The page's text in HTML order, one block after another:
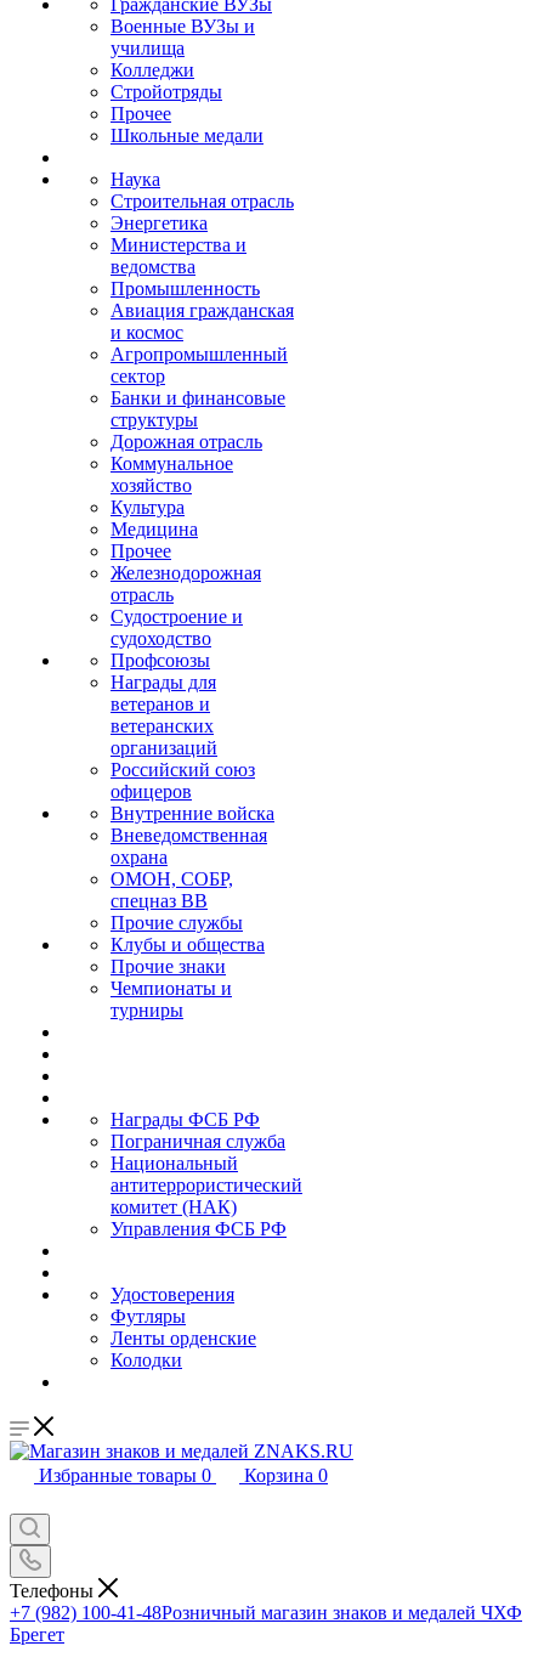
Гражданские ВУЗы
Военные ВУЗы и
училища
Колледжи
Стройотряды
Прочее
Школьные медали
Наука
Строительная отрасль
Энергетика
Министерства и
ведомства
Промышленность
Авиация гражданская
и космос
Агропромышленный
сектор
Банки и финансовые
структуры
Дорожная отрасль
Коммунальное
хозяйство
Культура
Медицина
Прочее
Железнодорожная
отрасль
Судостроение и
судоходство
Профсоюзы
Награды для
ветеранов и
ветеранских
организаций
Российский союз
офицеров
Внутренние войска
Вневедомственная
охрана
ОМОН, СОБР,
спецназ ВВ
Прочие службы
Клубы и общества
Прочие знаки
Чемпионаты и
турниры
Награды ФСБ РФ
Пограничная служба
Национальный
антитеррористический
комитет (НАК)
Управления ФСБ РФ
Удостоверения
Футляры
Ленты орденские
Колодки
Избранные товары 0 Корзина 0
Телефоны
+7 (982) 100-41-48Розничный магазин знаков и медалей ЧХФ
Брегет